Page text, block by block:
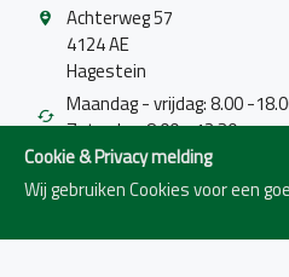
Achterweg 57
4124 AE
Hagestein
Maandag - vrijdag: 8.00 -
Zaterdag: 8.00 - 12.30 uur
Gesloten op Nationale
Cookie & Privacy melding
Wij gebruiken Cookies voor een